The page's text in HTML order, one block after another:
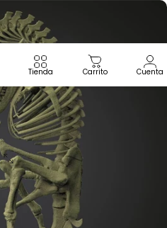
Tienda Carrito Cuenta